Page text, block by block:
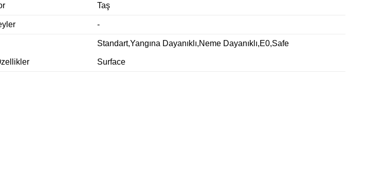
Taş
-
Standart,Yangına Dayanıklı,Neme Dayanıklı,E0,Safe
Surface